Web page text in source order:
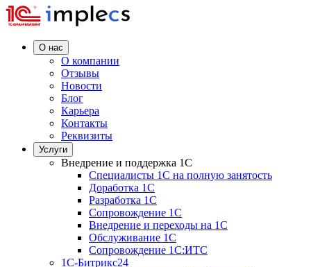
О нас
О компании
Отзывы
Новости
Блог
Карьера
Контакты
Реквизиты
Услуги
Внедрение и поддержка 1C
Специалисты 1C на полную занятость
Доработка 1C
Разработка 1C
Сопровождение 1C
Внедрение и переходы на 1C
Обслуживание 1C
Сопровождение 1C:ИТС
1С-Битрикс24